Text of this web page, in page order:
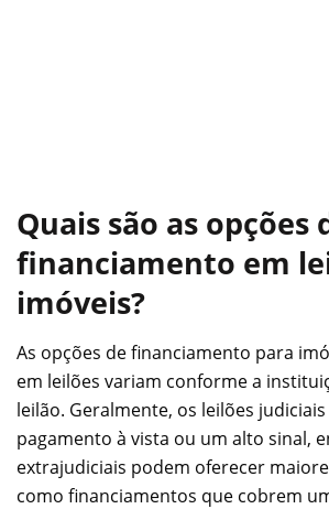
Quais são as opções
financiamento em
imóveis?
As opções de financiamento para
em leilões variam conforme a
leilão. Geralmente, os leilões
pagamento à vista ou um alto sinal,
extrajudiciais podem oferecer
como financiamentos que cobrem